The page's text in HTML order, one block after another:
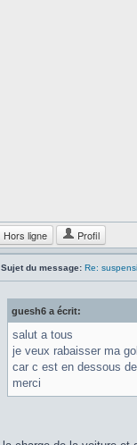
Hors ligne Profil
Sujet du message: Re:
guesh6 a écrit:
salut a tous
je veux rabaisser ma
car c est en dessous
merci